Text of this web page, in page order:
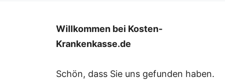
Willkommen bei Kosten-
Krankenkasse.de
Schön, dass Sie uns gefunden haben.